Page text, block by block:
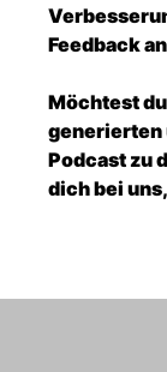
Feedback an
Möchtest
generierten
Podcast zu
dich bei